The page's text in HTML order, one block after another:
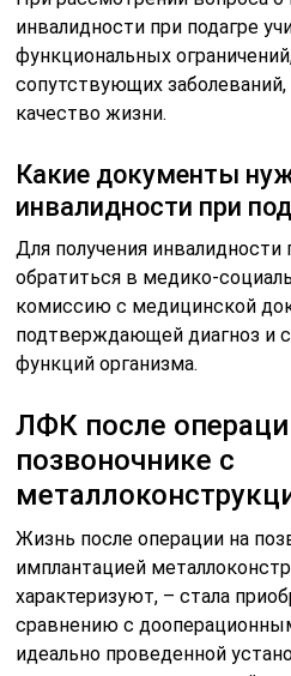
инвалидности при подагре
функциональных
сопутствующих
качество жизни.
Какие документы
инвалидности при
Для получения инвалидности
обратиться в медико-
комиссию с медицинской
подтверждающей диагноз и
функций организма.
ЛФК после
позвоночнике с
Жизнь после операции на
имплантацией
характеризуют, – стала
сравнению с
идеально проведенной